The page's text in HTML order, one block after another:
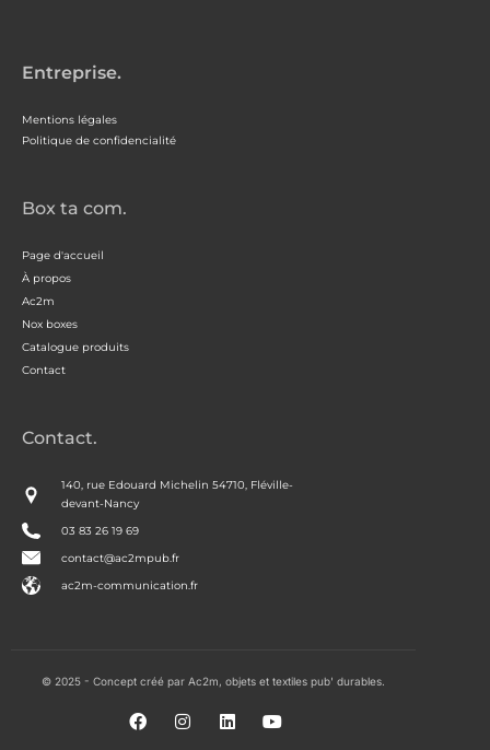
Entreprise.
Mentions légales
Politique de confidencialité
Box ta com.
Page d'accueil
À propos
Ac2m
Nox boxes
Catalogue produits
Contact
Contact.
140, rue Edouard Michelin 54710, Fléville-
devant-Nancy
03 83 26 19 69
contact@ac2mpub.fr
ac2m-communication.fr
© 2025 - Concept créé par Ac2m, objets et textiles pub' durables.